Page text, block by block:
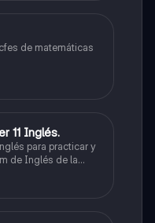
de matemáticas
11 Inglés.
para practicar y
de Inglés de la